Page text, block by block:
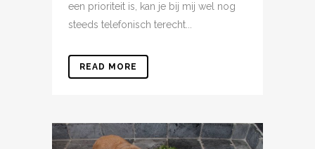
een prioriteit is, kan je bij mij wel nog
steeds telefonisch terecht...
READ MORE